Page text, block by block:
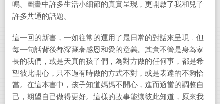
鳴。圖畫中許多生活小細節的真實呈現，更開啟了我和兒子
許多共通的話題。
這一回的新書，一如往常的運用了最日常的對話來呈現，但
每一句話背後都深藏著感恩和愛的意義。其實不管是身為家
長的我們，或是天真的孩子們，為對方做的任何事，都是希
望彼此開心，只不過有時做的方式不對，或是表達的不夠恰
當。在這本書中，孩子知道媽媽不開心，進而適當的調整自
己，期望自己做得更好。這樣的故事能讓彼此知道，原來我